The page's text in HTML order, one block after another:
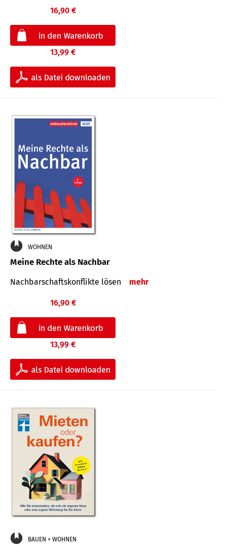
16,90 €
13,99 €
WOHNEN
Meine Rechte als Nachbar
Nach­bar­schafts­konflikte lösen mehr
16,90 €
13,99 €
BAUEN + WOHNEN